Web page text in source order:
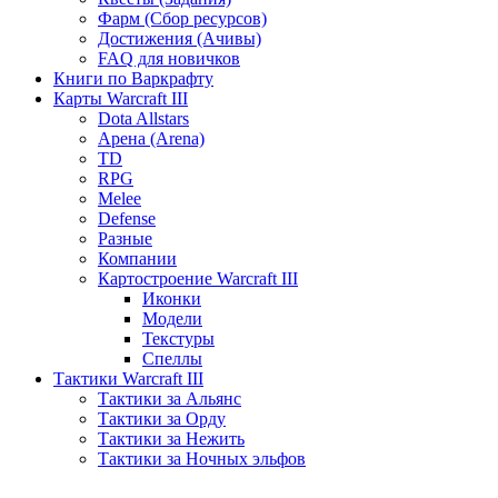
Фарм (Сбор ресурсов)
Достижения (Ачивы)
FAQ для новичков
Книги по Варкрафту
Карты Warcraft III
Dota Allstars
Арена (Arena)
TD
RPG
Melee
Defense
Разные
Компании
Картостроение Warcraft III
Иконки
Модели
Текстуры
Спеллы
Тактики Warcraft III
Тактики за Альянс
Тактики за Орду
Тактики за Нежить
Тактики за Ночных эльфов